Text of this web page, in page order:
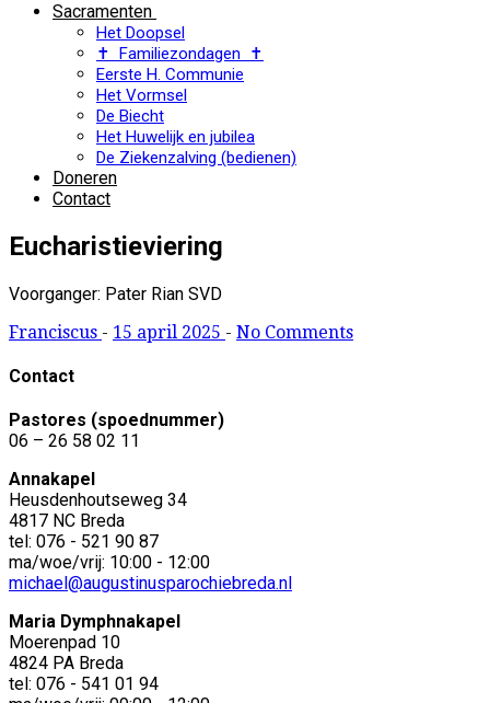
Sacramenten
Het Doopsel
✝ Familiezondagen ✝
Eerste H. Communie
Het Vormsel
De Biecht
Het Huwelijk en jubilea
De Ziekenzalving (bedienen)
Doneren
Contact
Eucharistieviering
Voorganger: Pater Rian SVD
Franciscus - 15 april 2025 - No Comments
Contact
Pastores (spoednummer)
06 – 26 58 02 11
Annakapel
Heusdenhoutseweg 34
4817 NC Breda
tel: 076 - 521 90 87
ma/woe/vrij: 10:00 - 12:00
michael@augustinusparochiebreda.nl
Maria Dymphnakapel
Moerenpad 10
4824 PA Breda
tel: 076 - 541 01 94